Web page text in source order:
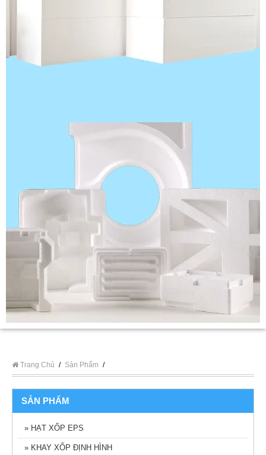
Trang Chủ / Sản Phẩm /
SẢN PHẨM
» HẠT XỐP EPS
» KHAY XỐP ĐỊNH HÌNH